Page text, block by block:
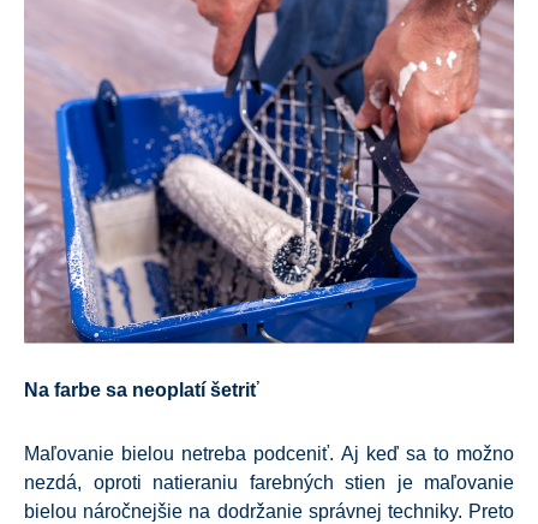
Na farbe sa neoplatí šetriť
Maľovanie bielou netreba podceniť. Aj keď sa to možno
nezdá, oproti natieraniu farebných stien je maľovanie
bielou náročnejšie na dodržanie správnej techniky. Preto